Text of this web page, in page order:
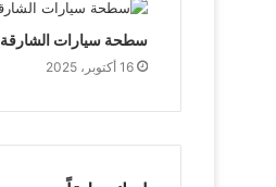
ل
ك
ت
ي
سطحة سيارات الشارقة
16 أكتوبر، 2025